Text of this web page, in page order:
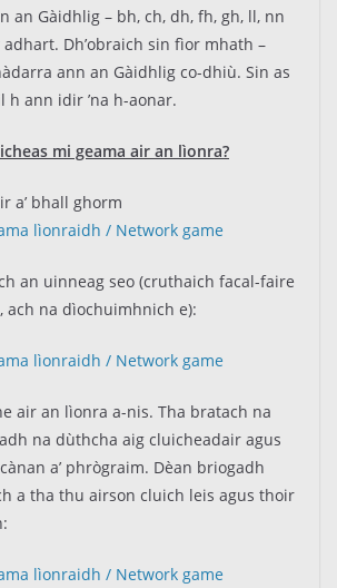
an Gàidhlig – bh, ch, dh, fh, gh, ll, nn
Dh’obraich sin fìor mhath –
ann an Gàidhlig co-dhiù. Sin as
h ann idir ’na h-aonar.
mi geama air an lìonra?
a’ bhall ghorm
an uinneag seo (cruthaich facal-faire
ach na dìochuimhnich e):
air an lìonra a-nis. Tha bratach na
na dùthcha aig cluicheadair agus
a’ phrògraim. Dèan briogadh
a tha thu airson cluich leis agus thoir